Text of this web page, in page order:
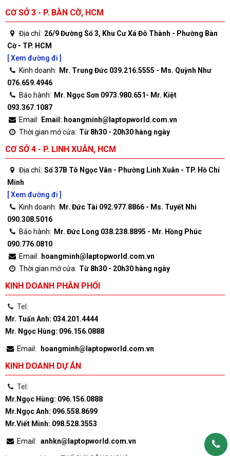
CƠ SỞ 3 - P. BÀN CỜ, HCM
Địa chỉ: 26/9 Đường Số 3, Khu Cư Xá Đô Thành - Phường Bàn
Cờ - TP. HCM
[ Xem đường đi ]
Kinh doanh: Mr. Trung Đức 039.216.5555 - Ms. Quỳnh Như
076.659.4946
Bảo hành: Mr. Ngọc Sơn 0973.980.651- Mr. Kiệt
093.367.1087
Email: Email: hoangminh@laptopworld.com.vn
Thời gian mở cửa: Từ 8h30 - 20h30 hàng ngày
CƠ SỞ 4 - P. LINH XUÂN, HCM
Địa chỉ: Số 37B Tô Ngọc Vân - Phường Linh Xuân - TP. Hồ Chí
Minh
[ Xem đường đi ]
Kinh doanh: Mr. Đức Tài 092.977.8866 - Ms. Tuyết Nhi
090.308.5016
Bảo hành: Mr. Đức Long 038.238.8895 - Mr. Hồng Phúc
090.776.0810
Email: hoangminh@laptopworld.com.vn
Thời gian mở cửa: Từ 8h30 - 20h30 hàng ngày
KINH DOANH PHÂN PHỐI
Tel:
Mr. Tuấn Anh: 034.201.4444
Mr. Ngọc Hùng: 096.156.0888
Email: hoangminh@laptopworld.com.vn
KINH DOANH DỰ ÁN
Tel:
Mr.Ngọc Hùng: 096.156.0888
Mr.Ngọc Anh: 096.558.8699
Mr.Viết Minh: 098.528.3553
Email: anhkn@laptopworld.com.vn